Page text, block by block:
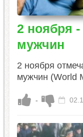
2 ноября
мужчин
2 ноября
мужчин (World
-